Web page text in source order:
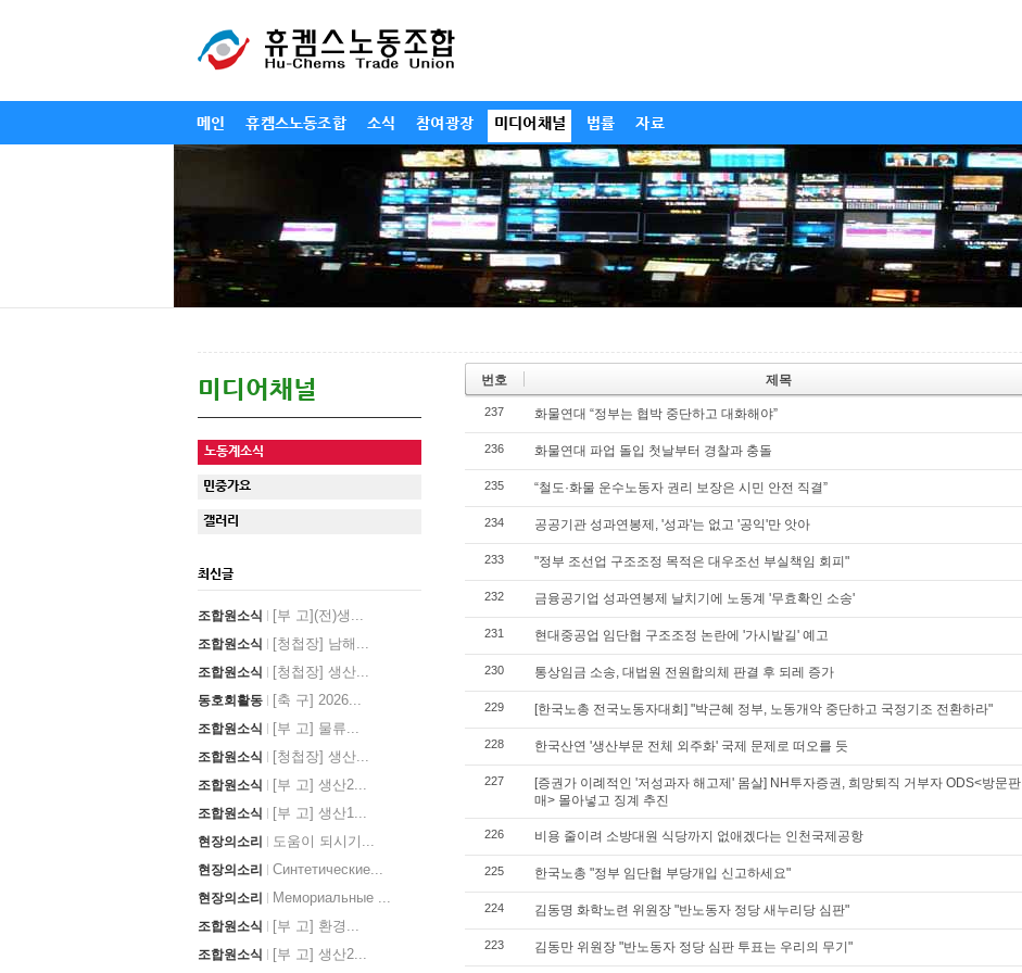
메인 휴켐스노동조합 소식 참여광장 미디어채널 법률 자료
미디어채널
노동계소식
민중가요
갤러리
최신글
조합원소식 [부 고](전)생...
조합원소식 [청첩장] 남해...
조합원소식 [청첩장] 생산...
동호회활동 [축 구] 2026...
조합원소식 [부 고] 물류...
조합원소식 [청첩장] 생산...
조합원소식 [부 고] 생산2...
조합원소식 [부 고] 생산1...
현장의소리 도움이 되시기...
현장의소리 Синтетические...
현장의소리 Мемориальные ...
조합원소식 [부 고] 환경...
조합원소식 [부 고] 생산2...
번호 제목
237 화물연대 “정부는 협박 중단하고 대화해야”
236 화물연대 파업 돌입 첫날부터 경찰과 충돌
235 “철도·화물 운수노동자 권리 보장은 시민 안전 직결”
234 공공기관 성과연봉제, '성과'는 없고 '공익'만 앗아
233 "정부 조선업 구조조정 목적은 대우조선 부실책임 회피"
232 금융공기업 성과연봉제 날치기에 노동계 '무효확인 소송'
231 현대중공업 임단협 구조조정 논란에 '가시밭길' 예고
230 통상임금 소송, 대법원 전원합의체 판결 후 되레 증가
229 [한국노총 전국노동자대회] "박근혜 정부, 노동개악 중단하고 국정기조 전환하라"
228 한국산연 '생산부문 전체 외주화' 국제 문제로 떠오를 듯
227
[증권가 이례적인 '저성과자 해고제' 몸살] NH투자증권, 희망퇴직 거부자 ODS<방문판
매> 몰아넣고 징계 추진
226 비용 줄이려 소방대원 식당까지 없애겠다는 인천국제공항
225 한국노총 "정부 임단협 부당개입 신고하세요"
224 김동명 화학노련 위원장 "반노동자 정당 새누리당 심판"
223 김동만 위원장 "반노동자 정당 심판 투표는 우리의 무기"